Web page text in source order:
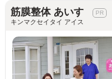
筋膜整体 あいす
キンマクセイタイ アイス